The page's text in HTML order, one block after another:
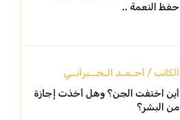
حفظ النعمة ..
الكاتب / أحـمـد الـخــبرانــي
أين اختفت الجن؟ وهل أخذت إجازة
من البشر؟